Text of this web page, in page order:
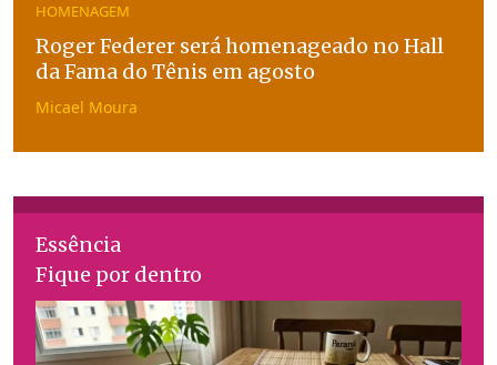
HOMENAGEM
Roger Federer será homenageado no Hall
da Fama do Tênis em agosto
Micael Moura
Essência
Fique por dentro